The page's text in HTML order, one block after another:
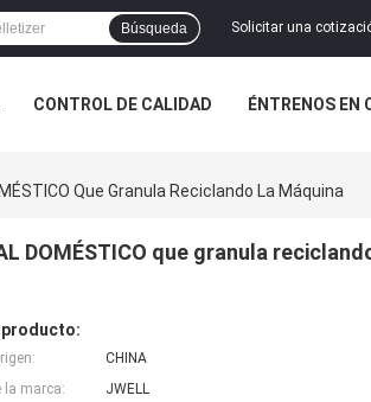
Solicitar una
Búsqueda
CONTROL DE CALIDAD ÉNTRENOS EN
Que Granula Reciclando La Máquina
DOMÉSTICO que granula
producto:
CHINA
la marca:
JWELL